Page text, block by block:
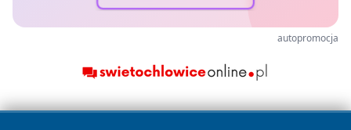
autopromocja